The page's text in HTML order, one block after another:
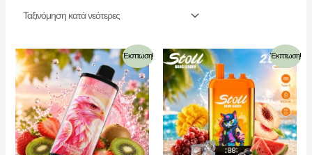
Έκπτωση! Έκπτωση!